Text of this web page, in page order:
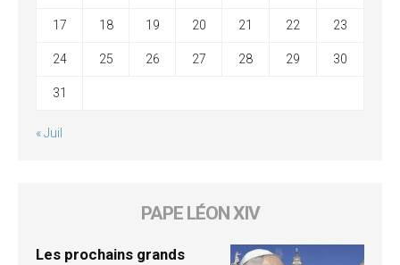
17 18 19 20 21 22 23
24 25 26 27 28 29 30
31
« Juil
PAPE LÉON XIV
Les prochains grands